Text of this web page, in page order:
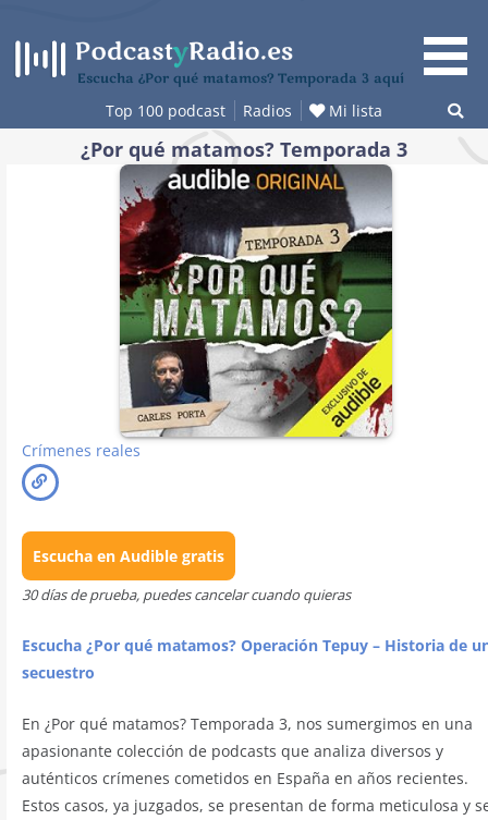
contenido
Escucha ¿Por qué matamos? Temporada 3 aquí
Top 100 podcast Radios Mi lista
¿Por qué matamos? Temporada 3
Crímenes reales
Escucha en Audible gratis
30 días de prueba, puedes cancelar cuando quieras
Escucha ¿Por qué matamos? Operación Tepuy – Historia de
secuestro
En ¿Por qué matamos? Temporada 3, nos sumergimos en una
apasionante colección de podcasts que analiza diversos y
auténticos crímenes cometidos en España en años recientes.
Estos casos, ya juzgados, se presentan de forma meticulosa y